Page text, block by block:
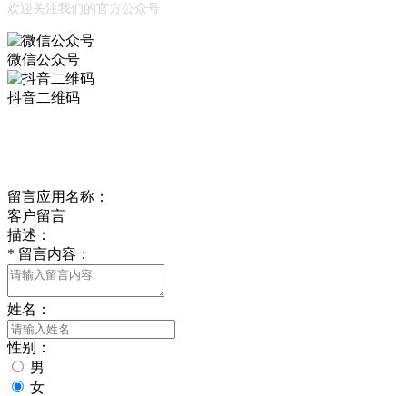
欢迎关注我们的官方公众号
微信公众号
抖音二维码
留言应用名称：
客户留言
描述：
* 留言内容：
姓名：
性别：
男
女